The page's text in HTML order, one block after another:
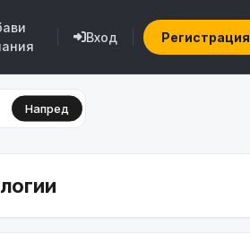
Вход Регистрация
Напред